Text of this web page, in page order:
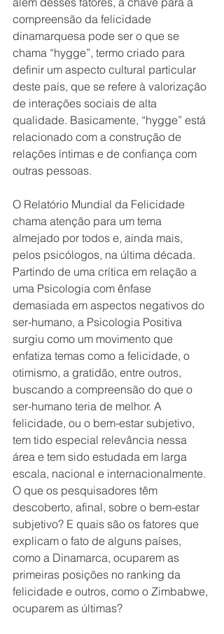
compreensão da felicidade
dinamarquesa pode ser o que se
chama “hygge”, termo criado para
definir um aspecto cultural particular
deste país, que se refere à valorização
de interações sociais de alta
qualidade. Basicamente, “hygge” está
relacionado com a construção de
relações íntimas e de confiança com
outras pessoas.
O Relatório Mundial da Felicidade
chama atenção para um tema
almejado por todos e, ainda mais,
pelos psicólogos, na última década.
Partindo de uma crítica em relação a
uma Psicologia com ênfase
demasiada em aspectos negativos do
ser-humano, a Psicologia Positiva
surgiu como um movimento que
enfatiza temas como a felicidade, o
otimismo, a gratidão, entre outros,
buscando a compreensão do que o
ser-humano teria de melhor. A
felicidade, ou o bem-estar subjetivo,
tem tido especial relevância nessa
área e tem sido estudada em larga
escala, nacional e internacionalmente.
O que os pesquisadores têm
descoberto, afinal, sobre o bem-estar
subjetivo? E quais são os fatores que
explicam o fato de alguns países,
como a Dinamarca, ocuparem as
primeiras posições no ranking da
felicidade e outros, como o Zimbabwe,
ocuparem as últimas?